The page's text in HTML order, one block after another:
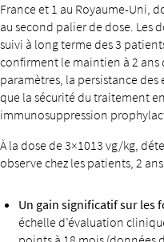
France et 1 au Royaume-Uni,
au second palier de dose. Les
suivi à long terme des 3
confirment le maintien à 2 ans
paramètres, la persistance
que la sécurité du traitement
immunosuppression
À la dose de 3×1013 vg/kg,
observe chez les patients, 2
Un gain significatif sur les
échelle d’évaluation